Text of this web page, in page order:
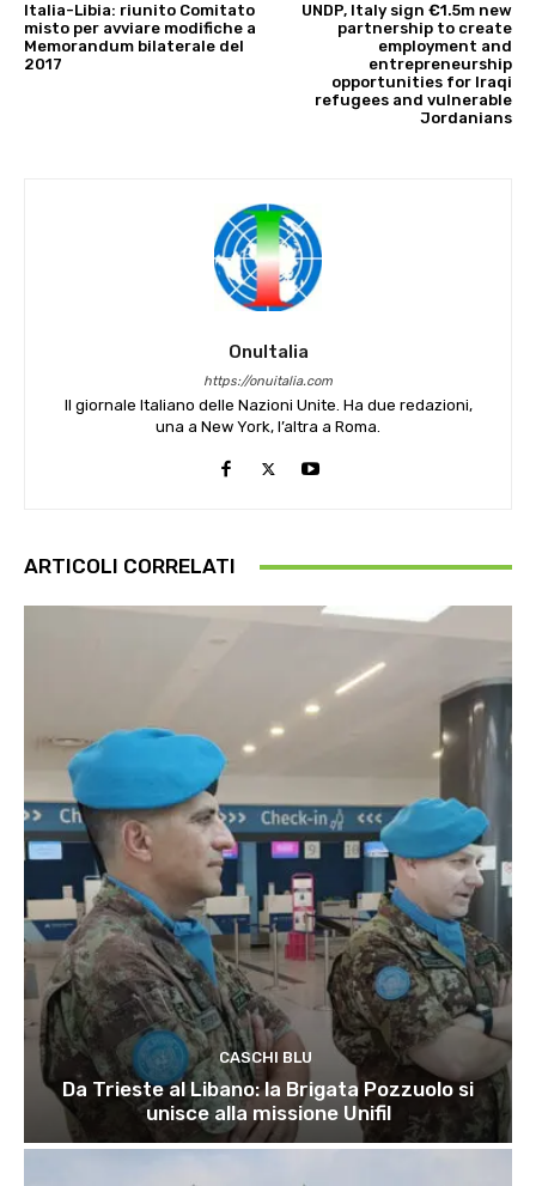
Italia-Libia: riunito Comitato
misto per avviare modifiche a
Memorandum bilaterale del
2017
UNDP, Italy sign €1.5m new
partnership to create
employment and
entrepreneurship
opportunities for Iraqi
refugees and vulnerable
Jordanians
OnuItalia
https://onuitalia.com
Il giornale Italiano delle Nazioni Unite. Ha due redazioni,
una a New York, l’altra a Roma.
ARTICOLI CORRELATI
CASCHI BLU
Da Trieste al Libano: la Brigata Pozzuolo si
unisce alla missione Unifil